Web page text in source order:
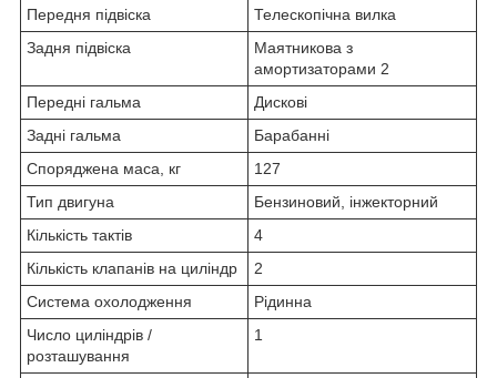
Передня підвіска
Телескопічна вилка
Задня підвіска
Маятникова з
амортизаторами 2
Передні гальма
Дискові
Задні гальма
Барабанні
Споряджена маса, кг
127
Тип двигуна
Бензиновий, інжекторний
Кількість тактів
4
Кількість клапанів на циліндр
2
Система охолодження
Рідинна
Число циліндрів /
розташування
1